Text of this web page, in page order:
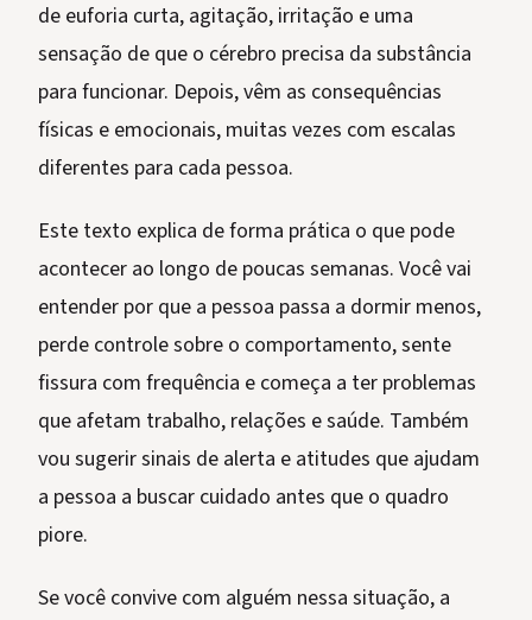
de euforia curta, agitação, irritação e uma
sensação de que o cérebro precisa da substância
para funcionar. Depois, vêm as consequências
físicas e emocionais, muitas vezes com escalas
diferentes para cada pessoa.
Este texto explica de forma prática o que pode
acontecer ao longo de poucas semanas. Você vai
entender por que a pessoa passa a dormir menos,
perde controle sobre o comportamento, sente
fissura com frequência e começa a ter problemas
que afetam trabalho, relações e saúde. Também
vou sugerir sinais de alerta e atitudes que ajudam
a pessoa a buscar cuidado antes que o quadro
piore.
Se você convive com alguém nessa situação, a